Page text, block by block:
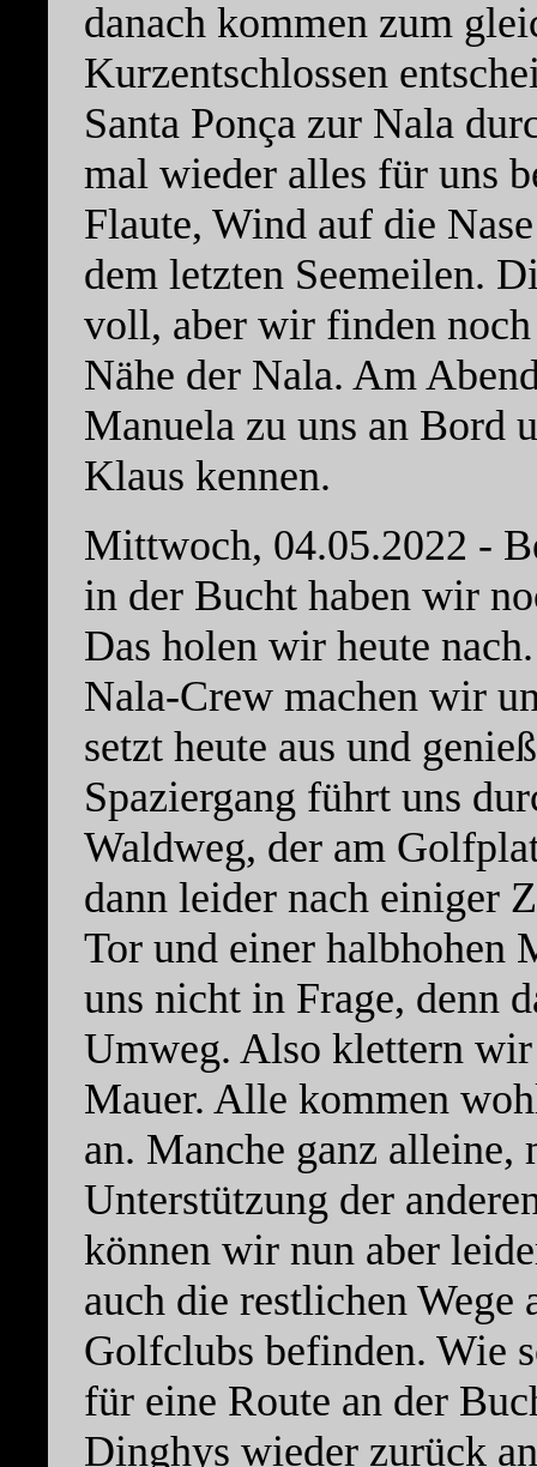
danach kommen zum
Kurzentschlossen
Santa Ponça zur Nala
mal wieder alles für uns
Flaute, Wind auf die
dem letzten Seemeilen.
voll, aber wir finden
Nähe der Nala. Am
Manuela zu uns an Bord
Klaus kennen.
Mittwoch, 04.05.2022 -
in der Bucht haben wir
Das holen wir heute
Nala-Crew machen wir
setzt heute aus und
Spaziergang führt uns
Waldweg, der am
dann leider nach einiger
Tor und einer halbhohen
uns nicht in Frage, denn
Umweg. Also klettern
Mauer. Alle kommen
an. Manche ganz
Unterstützung der
können wir nun aber
auch die restlichen Wege
Golfclubs befinden. Wie
für eine Route an der
Dinghys wieder zurück